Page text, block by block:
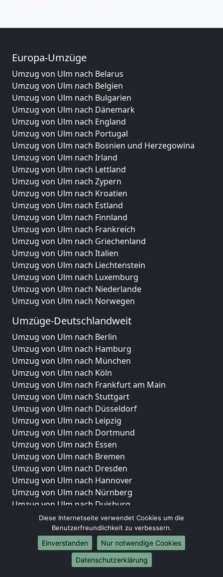
Europa-Umzüge
Umzug von Ulm nach Belarus
Umzug von Ulm nach Belgien
Umzug von Ulm nach Bulgarien
Umzug von Ulm nach Dänemark
Umzug von Ulm nach England
Umzug von Ulm nach Portugal
Umzug von Ulm nach Bosnien und Herzegowina
Umzug von Ulm nach Irland
Umzug von Ulm nach Lettland
Umzug von Ulm nach Zypern
Umzug von Ulm nach Kroatien
Umzug von Ulm nach Estland
Umzug von Ulm nach Finnland
Umzug von Ulm nach Frankreich
Umzug von Ulm nach Griechenland
Umzug von Ulm nach Italien
Umzug von Ulm nach Liechtenstein
Umzug von Ulm nach Luxemburg
Umzug von Ulm nach Niederlande
Umzug von Ulm nach Norwegen
Umzüge-Deutschlandweit
Umzug von Ulm nach Berlin
Umzug von Ulm nach Hamburg
Umzug von Ulm nach München
Umzug von Ulm nach Köln
Umzug von Ulm nach Frankfurt am Main
Umzug von Ulm nach Stuttgart
Umzug von Ulm nach Düsseldorf
Umzug von Ulm nach Leipzig
Umzug von Ulm nach Dortmund
Umzug von Ulm nach Essen
Umzug von Ulm nach Bremen
Umzug von Ulm nach Dresden
Umzug von Ulm nach Hannover
Umzug von Ulm nach Nürnberg
Umzug von Ulm nach Duisburg
Umzug von Ulm nach Bochum
Umzug von Ulm nach Wuppertal
Umzug von Ulm nach Bielefeld
Umzug von Ulm nach Bonn
Umzug von Ulm nach Münster
Diese Internetseite verwendet Cookies um die
Benutzerfreundlichkeit zu verbessern.
Einverstanden
Nur notwendige Cookies
Datenschutzerklärung